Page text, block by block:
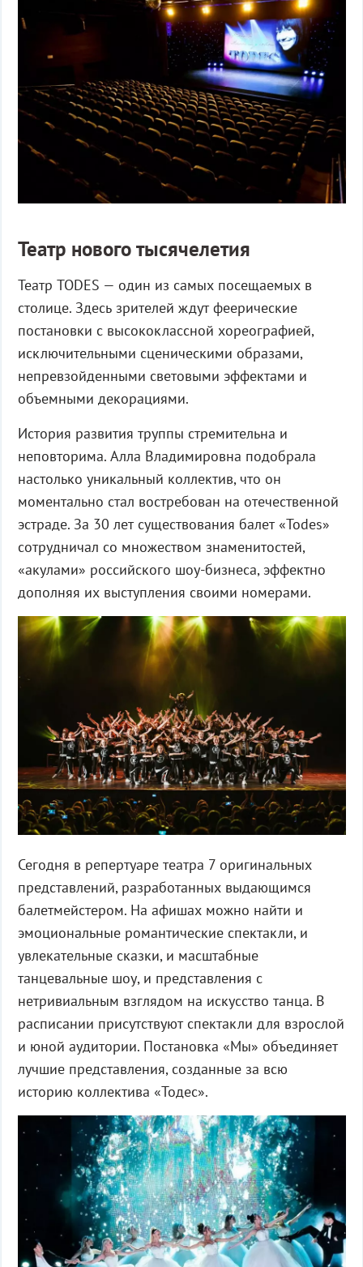
Театр нового тысячелетия
Театр TODES — один из самых посещаемых в
столице. Здесь зрителей ждут феерические
постановки с высококлассной хореографией,
исключительными сценическими образами,
непревзойденными световыми эффектами и
объемными декорациями.
История развития труппы стремительна и
неповторима. Алла Владимировна подобрала
настолько уникальный коллектив, что он
моментально стал востребован на отечественной
эстраде. За 30 лет существования балет «Todes»
сотрудничал со множеством знаменитостей,
«акулами» российского шоу-бизнеса, эффектно
дополняя их выступления своими номерами.
Сегодня в репертуаре театра 7 оригинальных
представлений, разработанных выдающимся
балетмейстером. На афишах можно найти и
эмоциональные романтические спектакли, и
увлекательные сказки, и масштабные
танцевальные шоу, и представления с
нетривиальным взглядом на искусство танца. В
расписании присутствуют спектакли для взрослой
и юной аудитории. Постановка «Мы» объединяет
лучшие представления, созданные за всю
историю коллектива «Тодес».